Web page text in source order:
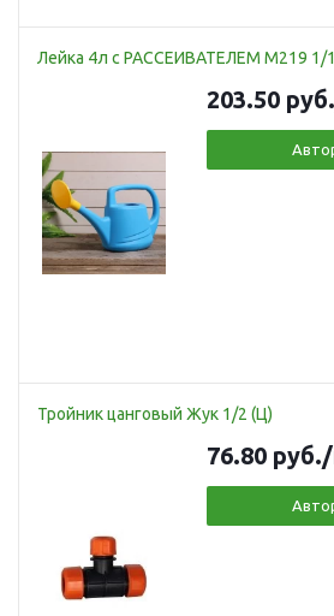
Лейка 4л с РАССЕИВАТЕЛЕМ М219 1/
203.50 руб.
Тройник цанговый Жук 1/2 (Ц)
76.80 руб.